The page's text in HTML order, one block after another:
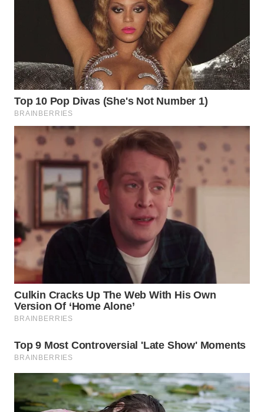
TINGGI
WN
KARAWANG
WN
BEKASI
WN
BOGOR
DEPOK
WN
TAPANULI
UTARA
WN
SAMOSIR
WN
LAWAS